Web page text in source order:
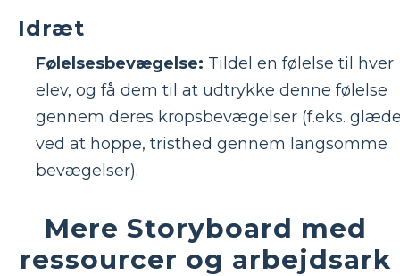
Idræt
Følelsesbevægelse: Tildel en følelse til hver
elev, og få dem til at udtrykke denne følelse
gennem deres kropsbevægelser (f.eks.
ved at hoppe, tristhed gennem langsomme
bevægelser).
Mere Storyboard med
ressourcer og arbejdsark